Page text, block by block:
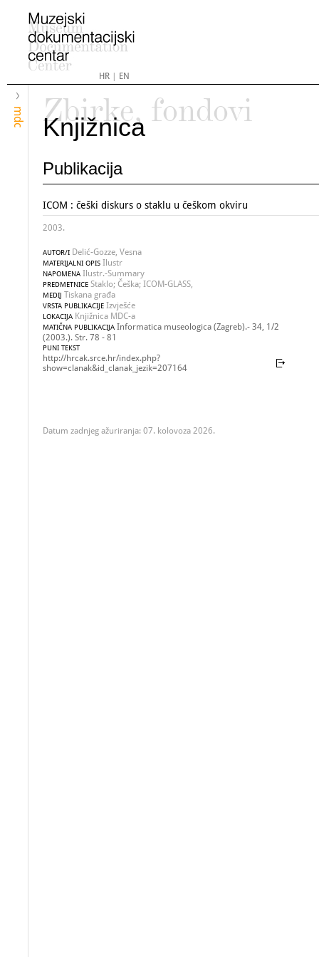
HR| EN
mdc
Zbirke, fondovi
Knjižnica
Publikacija
ICOM : češki diskurs o staklu u češkom okviru
2003.
AUTOR/I Delić-Gozze, Vesna
MATERIJALNI OPIS Ilustr
NAPOMENA Ilustr.-Summary
PREDMETNICE Staklo; Češka; ICOM-GLASS,
MEDIJ Tiskana građa
VRSTA PUBLIKACIJE Izvješće
LOKACIJA Knjižnica MDC-a
MATIČNA PUBLIKACIJA Informatica museologica (Zagreb).- 34, 1/2
(2003.). Str. 78 - 81
PUNI TEKST
http://hrcak.srce.hr/index.php?
show=clanak&id_clanak_jezik=207164
Datum zadnjeg ažuriranja: 07. kolovoza 2026.